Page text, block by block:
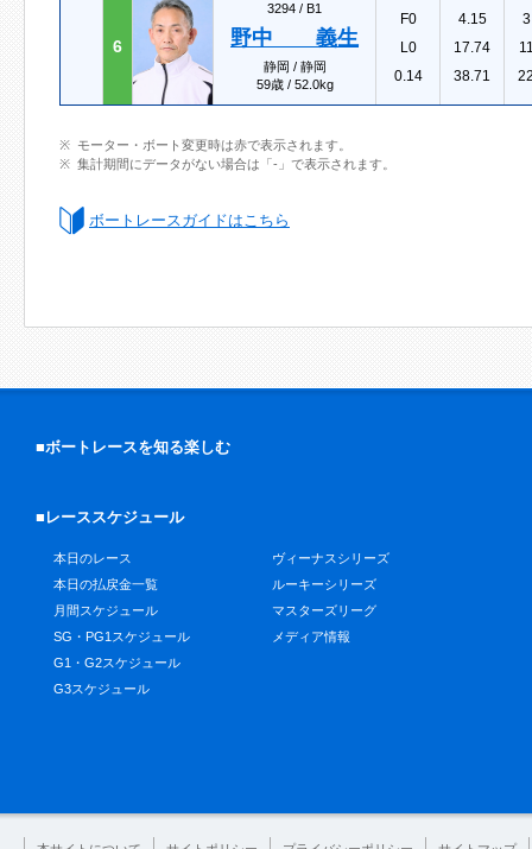
6
3294 / B1
野中 義生
静岡 / 静岡
59歳 / 52.0kg
F0
L0
0.14
4.15
17.74
38.71
モーター・ボート変更時は赤で表示されます。
集計期間にデータがない場合は「-」で表示されます。
ボートレースガイドはこちら
■ボートレースを知る楽しむ
■レーススケジュール
本日のレース
本日の払戻金一覧
月間スケジュール
SG・PG1スケジュール
G1・G2スケジュール
G3スケジュール
ヴィーナスシリーズ
ルーキーシリーズ
マスターズリーグ
メディア情報